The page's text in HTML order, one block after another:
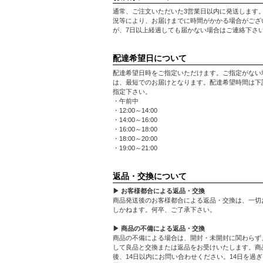
通常、ご注文いただいた3営業日以内に発送します
況等により、お届けまでに時間がかかる場合がござ
が、7日以上経過しても届かない場合はご連絡下さい
配達希望日について
配達希望日時をご指定いただけます。ご指定がない
は、最短でのお届けとなります。配達希望時間は下
指定下さい。
・午前中
・12:00～14:00
・14:00～16:00
・16:00～18:00
・18:00～20:00
・19:00～21:00
返品・交換について
▶ お客様都合による返品・交換
商品発送後のお客様都合による返品・交換は、一切
しかねます。何卒、ご了承下さい。
▶ 商品の不備による返品・交換
商品の不備による場合は、開封・未開封に関わらず
して良品と交換または返品をお受けいたします。商
後、14日以内にお問い合わせください。14日を過ぎ